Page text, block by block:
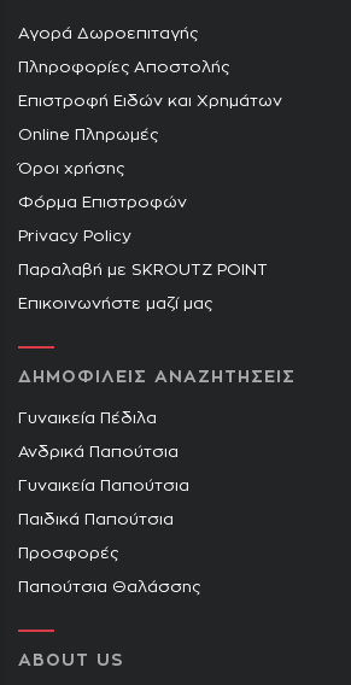
Αγορά Δωροεπιταγής
Πληροφορίες Αποστολής
Επιστροφή Ειδών και Χρημάτων
Online Πληρωμές
Όροι χρήσης
Φόρμα Επιστροφών
Privacy Policy
Παραλαβή με SKROUTZ POINT
Επικοινωνήστε μαζί μας
ΔΗΜΟΦΙΛΕΙΣ ΑΝΑΖΗΤΗΣΕΙΣ
Γυναικεία Πέδιλα
Ανδρικά Παπούτσια
Γυναικεία Παπούτσια
Παιδικά Παπούτσια
Προσφορές
Παπούτσια Θαλάσσης
ABOUT US